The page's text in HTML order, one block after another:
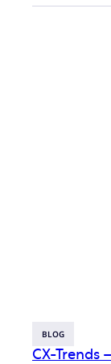
BLOG
CX-Trends